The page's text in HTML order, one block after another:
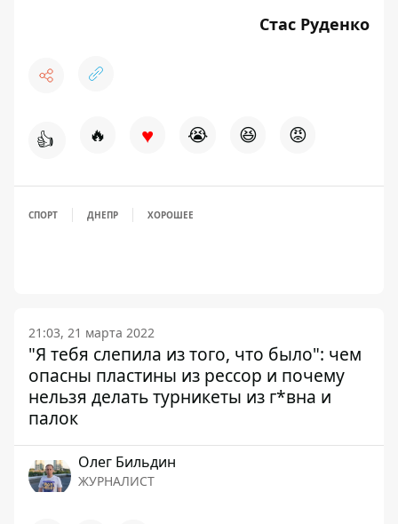
Стас Руденко
👍 🔥 ♥ 😭 😆 😡
СПОРТ ДНЕПР ХОРОШЕЕ
21:03, 21 марта 2022
"Я тебя слепила из того, что было": чем
опасны пластины из рессор и почему
нельзя делать турникеты из г*вна и
палок
Олег Бильдин
ЖУРНАЛИСТ